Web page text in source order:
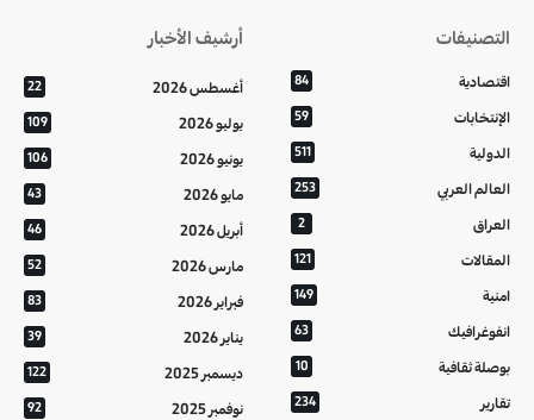
التصنيفات
اقتصادية 84
الإنتخابات 59
الدولية 511
العالم العربي 253
العراق 2
المقالات 121
امنية 149
انفوغرافيك 63
بوصلة ثقافية 10
تقارير 234
أرشيف الأخبار
أغسطس 2026 22
يوليو 2026 109
يونيو 2026 106
مايو 2026 43
أبريل 2026 46
مارس 2026 52
فبراير 2026 83
يناير 2026 39
ديسمبر 2025 122
نوفمبر 2025 92